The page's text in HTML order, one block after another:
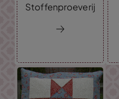
Stoffenproeverij